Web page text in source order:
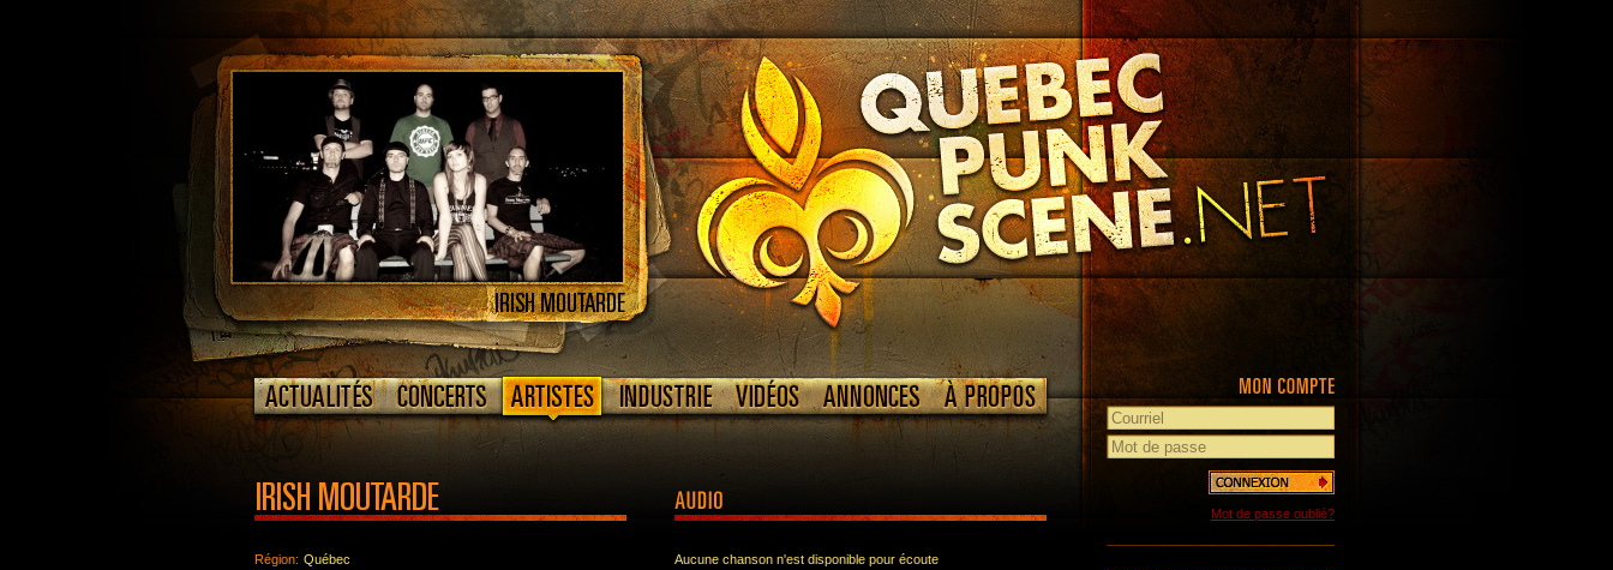
Région: Québec
Aucune chanson n'est disponible pour écoute
Mot de passe oublié?